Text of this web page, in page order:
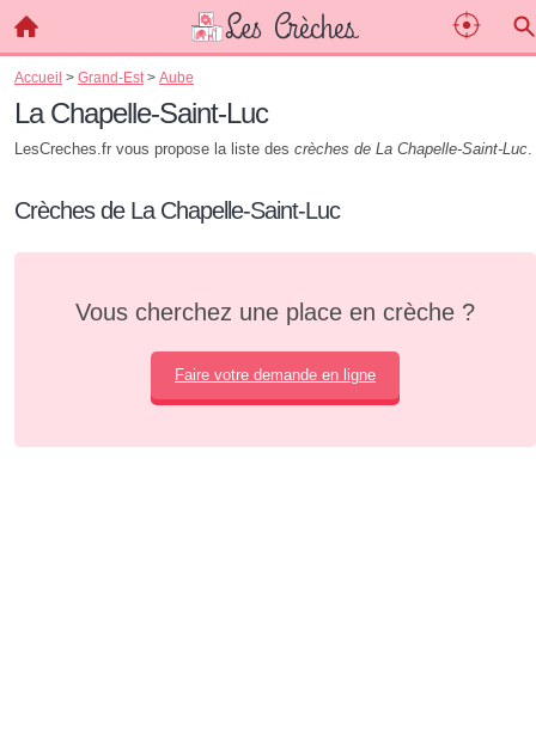
Accueil > Grand-Est > Aube
La Chapelle-Saint-Luc
LesCreches.fr vous propose la liste des crèches de La Chapelle-Saint-Luc.
Crèches de La Chapelle-Saint-Luc
Vous cherchez une place en crèche ?
Faire votre demande en ligne